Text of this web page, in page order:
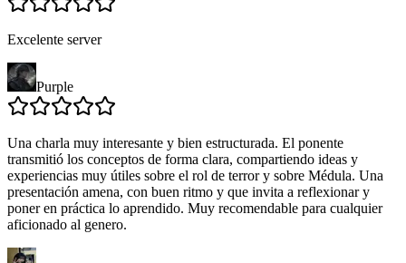
Excelente server
Purple
Una charla muy interesante y bien estructurada. El ponente
transmitió los conceptos de forma clara, compartiendo ideas y
experiencias muy útiles sobre el rol de terror y sobre Médula. Una
presentación amena, con buen ritmo y que invita a reflexionar y
poner en práctica lo aprendido. Muy recomendable para cualquier
aficionado al genero.